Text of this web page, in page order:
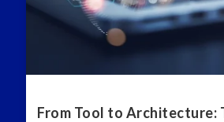
From Tool to Architecture: